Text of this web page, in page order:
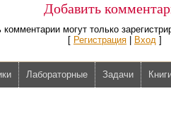
Добавить
комментарии могут только
[ Регистрация| Вход]
Лабораторные Задачи